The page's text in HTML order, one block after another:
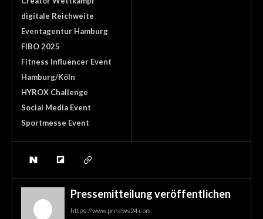
digitale Reichweite
Eventagentur Hamburg
FIBO 2025
Fitness Influencer Event
Hamburg/Köln
HYROX Challenge
Social Media Event
Sportmesse Event
Pressemitteilung veröffentlichen
https://www.prnews24.com